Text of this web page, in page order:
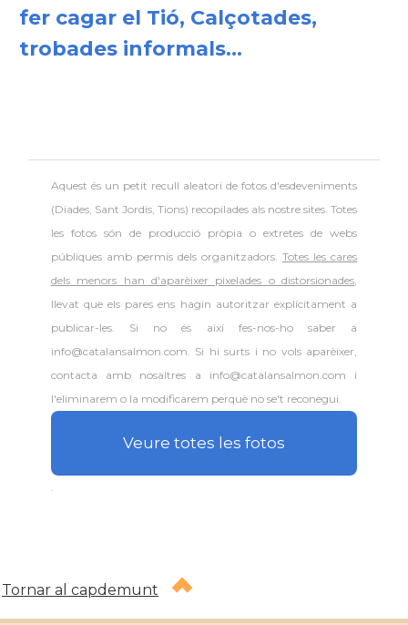
fer cagar el Tió, Calçotades,
trobades informals...
Aquest és un petit recull aleatori defotos d'esdeveniments
(Diades, Sant Jordis, Tions) recopilades als nostre sites. Totes
les fotos són de producció pròpia o extretes de webs
públiques amb permís dels organitzadors.Totes les cares
dels menors han d'aparèixer pixelades o distorsionades,
llevat que els pares ens hagin autoritzar explícitament a
publicar-les. Si no és així fes-nos-ho saber a
info@catalansalmon.com. Si hi surts i no vols aparèixer,
contacta amb nosaltres a info@catalansalmon.com i
l'eliminarem o la modificarem perquè no se't reconegui.
Veure totes les fotos
Tornar al capdemunt